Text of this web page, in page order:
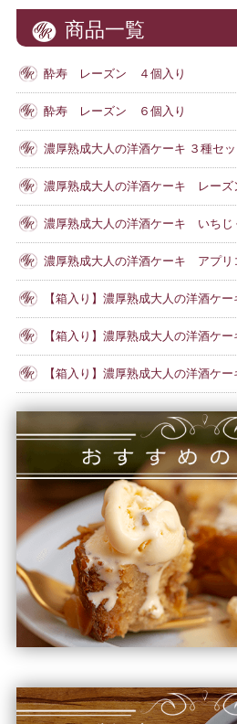
商品一覧
酔寿 レーズン ４個入り
酔寿 レーズン ６個入り
濃厚熟成大人の洋酒ケーキ ３種セッ
濃厚熟成大人の洋酒ケーキ レーズ
濃厚熟成大人の洋酒ケーキ いちじ
濃厚熟成大人の洋酒ケーキ アプリ
【箱入り】濃厚熟成大人の洋酒ケ
【箱入り】濃厚熟成大人の洋酒ケ
【箱入り】濃厚熟成大人の洋酒ケ